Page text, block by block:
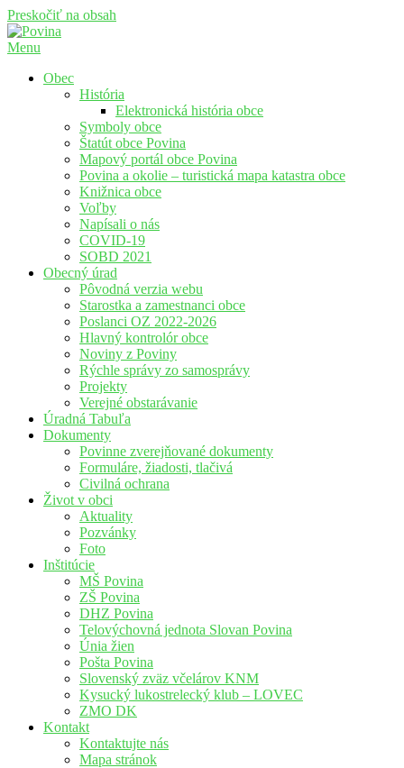
Preskočiť na obsah
Menu
Obec
História
Elektronická história obce
Symboly obce
Štatút obce Povina
Mapový portál obce Povina
Povina a okolie – turistická mapa katastra obce
Knižnica obce
Voľby
Napísali o nás
COVID-19
SOBD 2021
Obecný úrad
Pôvodná verzia webu
Starostka a zamestnanci obce
Poslanci OZ 2022-2026
Hlavný kontrolór obce
Noviny z Poviny
Rýchle správy zo samosprávy
Projekty
Verejné obstarávanie
Úradná Tabuľa
Dokumenty
Povinne zverejňované dokumenty
Formuláre, žiadosti, tlačivá
Civilná ochrana
Život v obci
Aktuality
Pozvánky
Foto
Inštitúcie
MŠ Povina
ZŠ Povina
DHZ Povina
Telovýchovná jednota Slovan Povina
Únia žien
Pošta Povina
Slovenský zväz včelárov KNM
Kysucký lukostrelecký klub – LOVEC
ZMO DK
Kontakt
Kontaktujte nás
Mapa stránok